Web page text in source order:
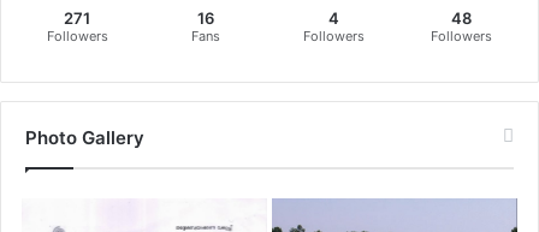
271
Followers
16
Fans
4
Followers
48
Followers
Photo Gallery